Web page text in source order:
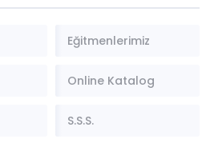
Eğitmenlerimiz
Online Katalog
S.S.S.